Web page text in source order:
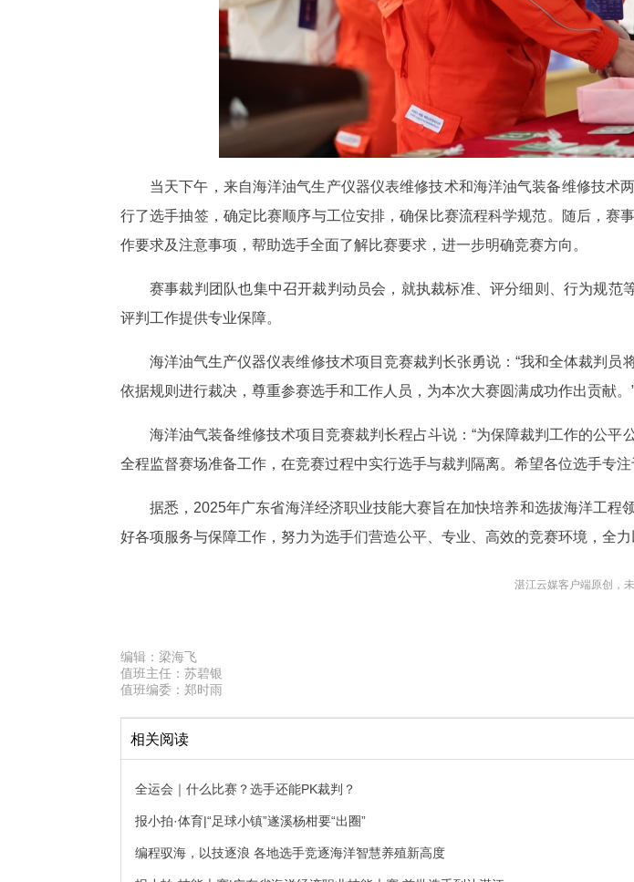
当天下午，来自海洋油气生产仪器仪表维修技术和海洋油气装备维修技
行了选手抽签，确定比赛顺序与工位安排，确保比赛流程科学规范。随后，
作要求及注意事项，帮助选手全面了解比赛要求，进一步明确竞赛方向。
赛事裁判团队也集中召开裁判动员会，就执裁标准、评分细则、行为规范
评判工作提供专业保障。
海洋油气生产仪器仪表维修技术项目竞赛裁判长张勇说：“我和全体裁判
依据规则进行裁决，尊重参赛选手和工作人员，为本次大赛圆满成功作出贡献。
海洋油气装备维修技术项目竞赛裁判长程占斗说：“为保障裁判工作的公
全程监督赛场准备工作，在竞赛过程中实行选手与裁判隔离。希望各位选手专
据悉，2025年广东省海洋经济职业技能大赛旨在加快培养和选拔海洋工
好各项服务与保障工作，努力为选手们营造公平、专业、高效的竞赛环境，全力
湛江云媒客户端原创，
编辑： 梁海飞
值班主任： 苏碧银
值班编委： 郑时雨
相关阅读
全运会｜什么比赛？选手还能PK裁判？
报小拍·体育|“足球小镇”遂溪杨柑要“出圈”
编程驭海，以技逐浪 各地选手竞逐海洋智慧养殖新高度